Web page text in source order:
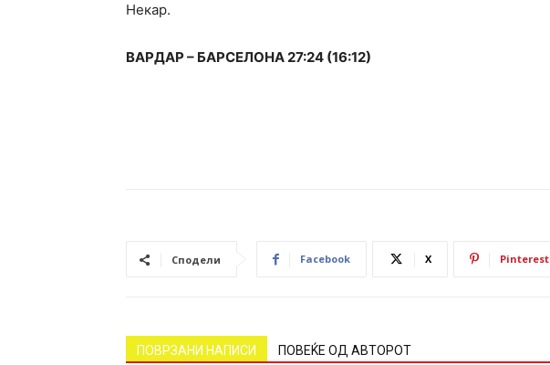
Некар.
ВАРДАР – БАРСЕЛОНА 27:24 (16:12)
Сподели Facebook X Pinterest
ПОВРЗАНИ НАПИСИ ПОВЕЌЕ ОД АВТОРОТ